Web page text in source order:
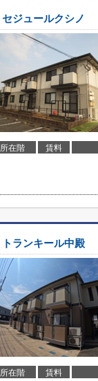
セジュールクシノ
所在階 賃料
トランキール中殿
所在階 賃料